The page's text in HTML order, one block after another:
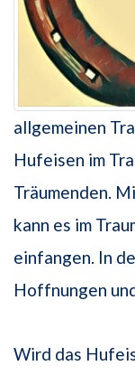
allgemeinen
Hufeisen im
Träumenden.
kann es im
einfangen. In
Hoffnungen
Wird das